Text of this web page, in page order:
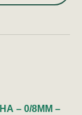
– 0/8ММ –